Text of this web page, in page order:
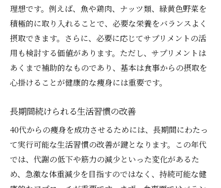
専門家のサポートを受けるメリット
40代から始める痩身で健康を取り戻す道
健康と美しさを両立する痩身法
40代からの健康的な体重管理の始め方
痩身で得られる心と体のメリット
持続可能な痩身のための心構え
健康維持のためのコミュニティ活用法
健康的なライフスタイルの確立に向けて
理想です。例えば、魚や鶏肉、ナッツ類、緑黄色野菜を
積極的に取り入れることで、必要な栄養をバランスよく
摂取できます。さらに、必要に応じてサプリメントの活
用も検討する価値があります。ただし、サプリメントは
あくまで補助的なものであり、基本は食事からの摂取を
心掛けることが健康的な痩身には重要です。
長期間続けられる生活習慣の改善
40代からの痩身を成功させるためには、長期間にわたっ
て実行可能な生活習慣の改善が鍵となります。この年代
では、代謝の低下や筋力の減少といった変化があるた
め、急激な体重減少を目指すのではなく、持続可能な健